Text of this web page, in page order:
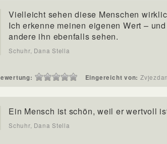
Vielleicht sehen diese Menschen
Ich erkenne meinen eigenen Wert –
andere ihn ebenfalls sehen.
Schuhr, Dana Stella
Eingereicht von:
Ein Mensch ist schön, weil er wertvoll
Schuhr, Dana Stella